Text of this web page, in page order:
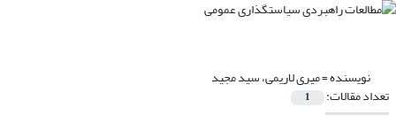
نویسنده =میری لاریمی، سید مجید
تعداد مقالات: 1